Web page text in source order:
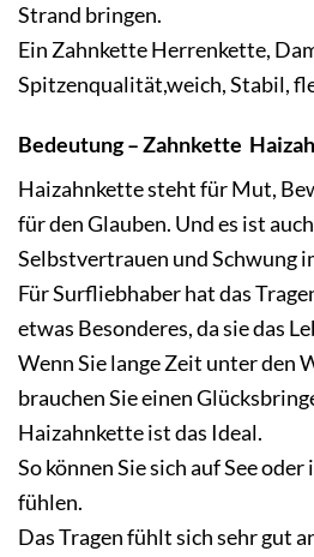
Strand bringen.
Ein Zahnkette Herrenkette,
Spitzenqualität,weich, Stabil,
Bedeutung – Zahnkette
Haizahnkette steht für Mut,
für den Glauben. Und es ist
Selbstvertrauen und Schwung
Für Surfliebhaber hat das
etwas Besonderes, da sie das
Wenn Sie lange Zeit unter den
brauchen Sie einen
Haizahnkette ist das Ideal.
So können Sie sich auf See
fühlen.
Das Tragen fühlt sich sehr gut